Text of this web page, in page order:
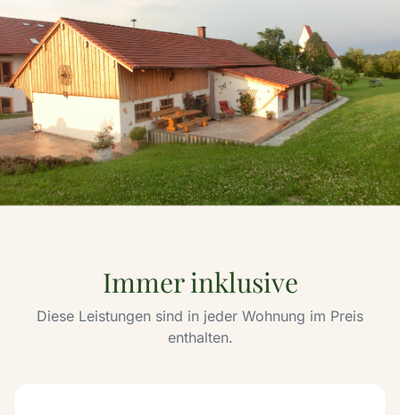
Immer inklusive
Diese Leistungen sind in jeder Wohnung im Preis
enthalten.